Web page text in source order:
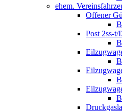
ehem.
Offener
Post 2ss-